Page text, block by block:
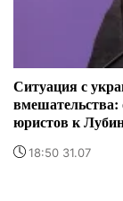
Ситуация с
вмешательства:
юристов к
18:50 31.07